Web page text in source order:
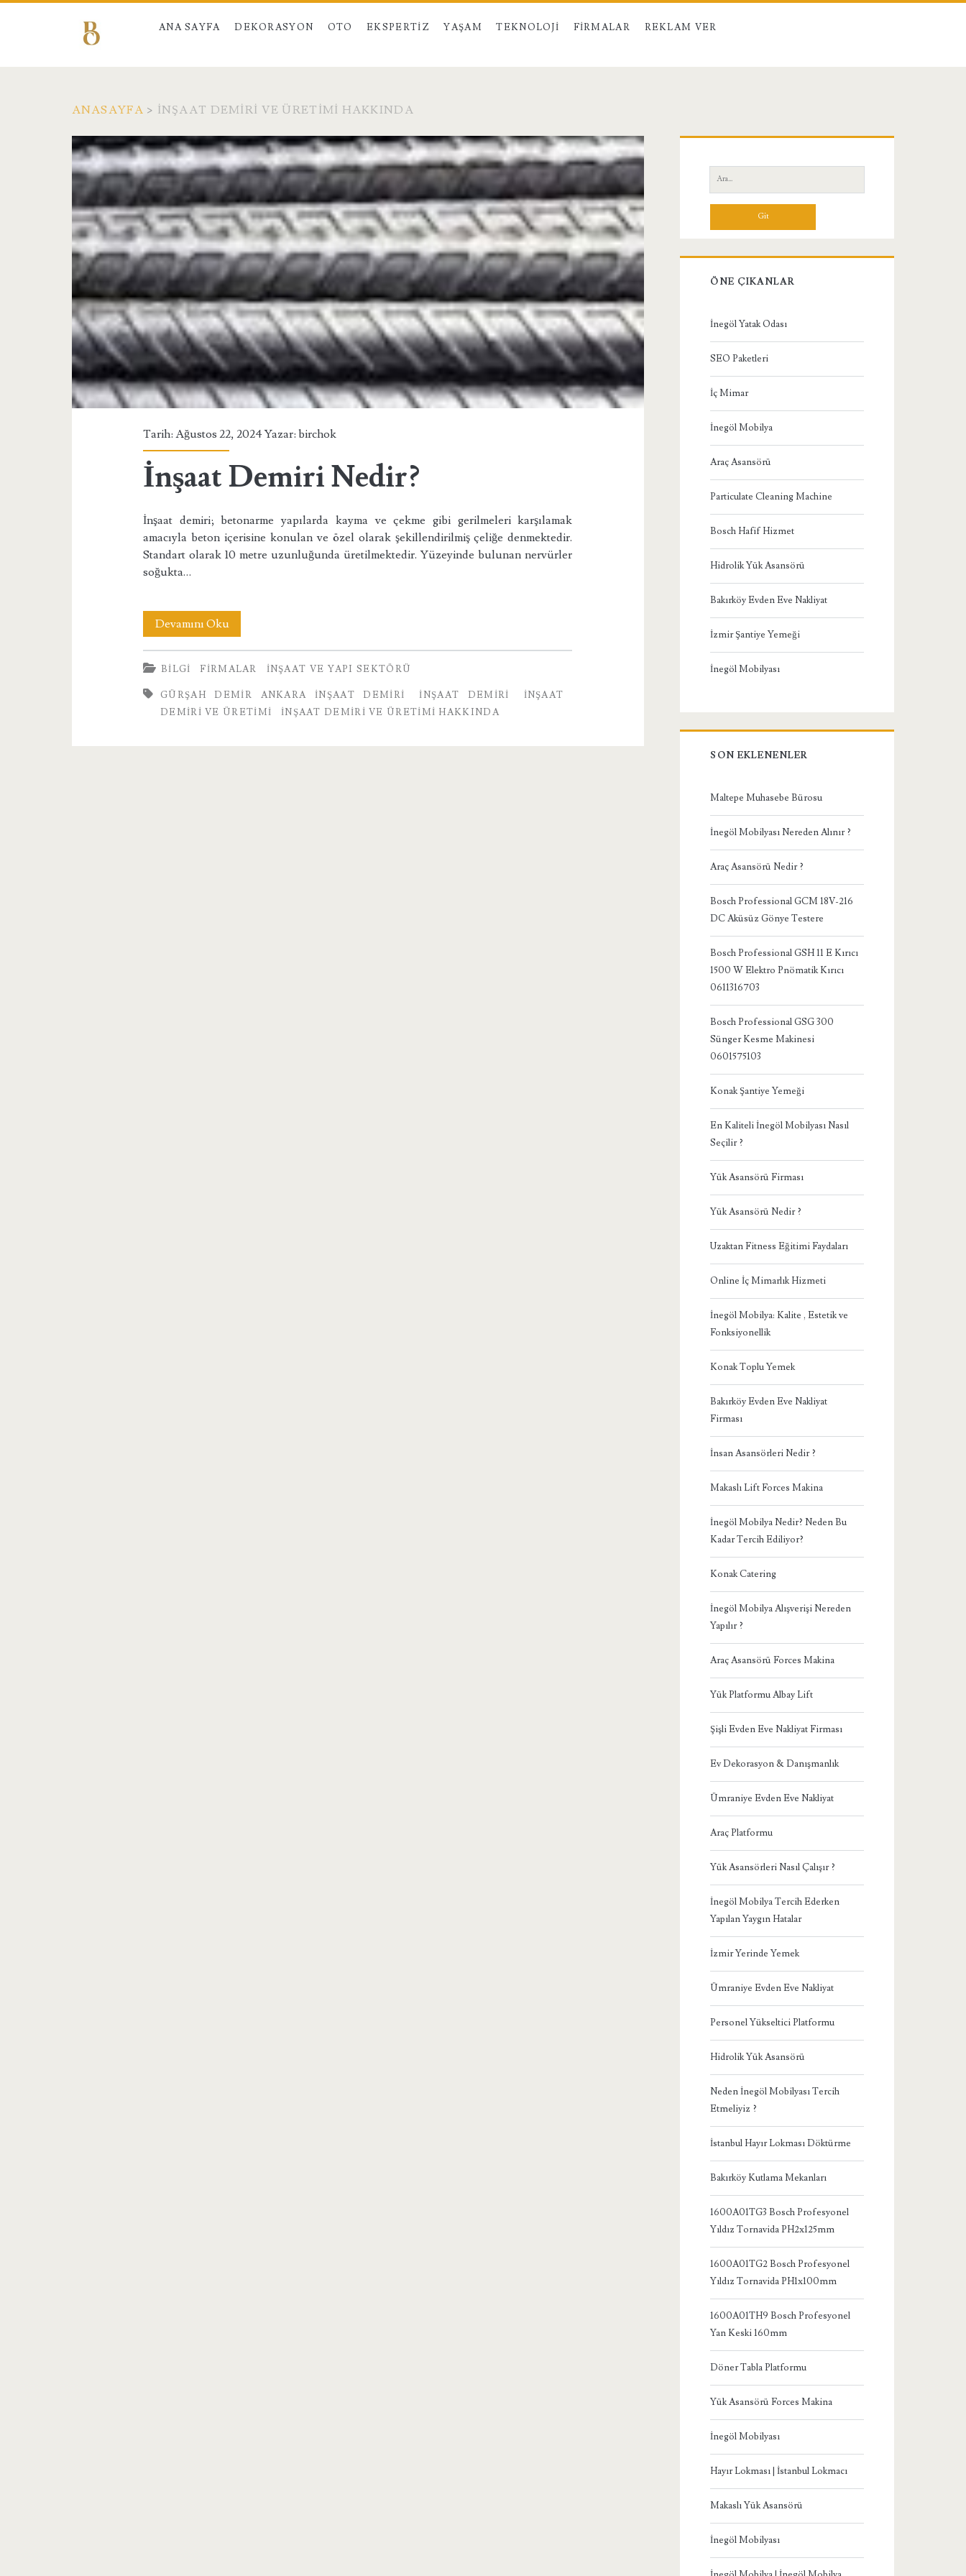
ANA SAYFA DEKORASYON OTO EKSPERTIZ YAŞAM TEKNOLOJI FIRMALAR REKLAM VER
ANASAYFA > İNŞAAT DEMIRI VE ÜRETIMI HAKKINDA
Etiket:
<span>İnşaat
Demiri
ve
Üretimi
Hakkında</span>
Tarih: Ağustos 22, 2024 Yazar:birchok
İnşaat Demiri Nedir?
İnşaat demiri; betonarme yapılarda kayma ve çekme gibi gerilmeleri karşılamak
amacıyla beton içerisine konulan ve özel olarak şekillendirilmiş çeliğe denmektedir.
Standart olarak 10 metre uzunluğunda üretilmektedir. Yüzeyinde bulunan nervürler
soğukta…
Devamını Okuİnşaat
Demiri
Nedir?
BILGI FIRMALAR İNŞAAT VE YAPI SEKTÖRÜ
GÜRŞAH DEMIR ANKARA İNŞAAT DEMIRI INŞAAT DEMIRI
İNŞAAT
DEMIRI VE ÜRETIMI
İNŞAAT DEMIRI VE ÜRETIMI HAKKINDA
Yan
Menü
Ara:
ÖNE ÇIKANLAR
İnegöl Yatak Odası
SEO Paketleri
İç Mimar
İnegöl Mobilya
Araç Asansörü
Particulate Cleaning Machine
Bosch Hafif Hizmet
Hidrolik Yük Asansörü
Bakırköy Evden Eve Nakliyat
İzmir Şantiye Yemeği
İnegöl Mobilyası
SON EKLENENLER
Maltepe Muhasebe Bürosu
İnegöl Mobilyası Nereden Alınır ?
Araç Asansörü Nedir ?
Bosch Professional GCM 18V-216
DC Aküsüz Gönye Testere
Bosch Professional GSH 11 E Kırıcı
1500 W Elektro Pnömatik Kırıcı
0611316703
Bosch Professional GSG 300
Sünger Kesme Makinesi
0601575103
Konak Şantiye Yemeği
En Kaliteli İnegöl Mobilyası Nasıl
Seçilir ?
Yük Asansörü Firması
Yük Asansörü Nedir ?
Uzaktan Fitness Eğitimi Faydaları
Online İç Mimarlık Hizmeti
İnegöl Mobilya: Kalite , Estetik ve
Fonksiyonellik
Konak Toplu Yemek
Bakırköy Evden Eve Nakliyat
Firması
İnsan Asansörleri Nedir ?
Makaslı Lift Forces Makina
İnegöl Mobilya Nedir? Neden Bu
Kadar Tercih Ediliyor?
Konak Catering
İnegöl Mobilya Alışverişi Nereden
Yapılır ?
Araç Asansörü Forces Makina
Yük Platformu Albay Lift
Şişli Evden Eve Nakliyat Firması
Ev Dekorasyon & Danışmanlık
Ümraniye Evden Eve Nakliyat
Araç Platformu
Yük Asansörleri Nasıl Çalışır ?
İnegöl Mobilya Tercih Ederken
Yapılan Yaygın Hatalar
İzmir Yerinde Yemek
Ümraniye Evden Eve Nakliyat
Personel Yükseltici Platformu
Hidrolik Yük Asansörü
Neden İnegöl Mobilyası Tercih
Etmeliyiz ?
İstanbul Hayır Lokması Döktürme
Bakırköy Kutlama Mekanları
1600A01TG3 Bosch Profesyonel
Yıldız Tornavida PH2x125mm
1600A01TG2 Bosch Profesyonel
Yıldız Tornavida PH1x100mm
1600A01TH9 Bosch Profesyonel
Yan Keski 160mm
Döner Tabla Platformu
Yük Asansörü Forces Makina
İnegöl Mobilyası
Hayır Lokması | İstanbul Lokmacı
Makaslı Yük Asansörü
İnegöl Mobilyası